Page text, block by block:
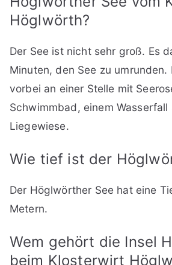
Höglwörth?
Der See ist nicht sehr groß. Es
Minuten, den See zu umrunden.
vorbei an einer Stelle mit
Schwimmbad, einem Wasserfall
Liegewiese.
Wie tief ist der
Der Höglwörther See hat eine
Metern.
Wem gehört die Insel
beim Klosterwirt